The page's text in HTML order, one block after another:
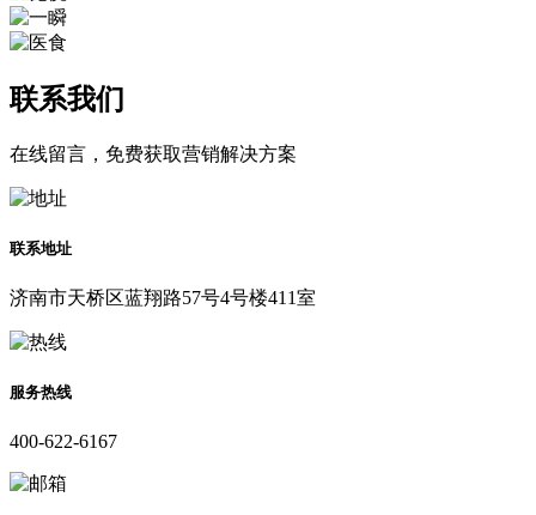
联系我们
在线留言，免费获取营销解决方案
联系地址
济南市天桥区蓝翔路57号4号楼411室
服务热线
400-622-6167